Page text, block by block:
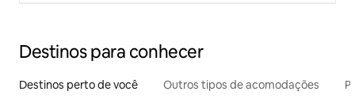
Destinos para conhecer
Destinos perto de você Outros tipos de acomodações